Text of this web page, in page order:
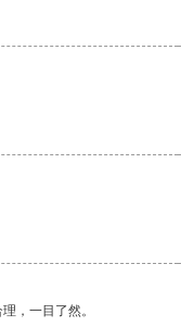
，一目了然。